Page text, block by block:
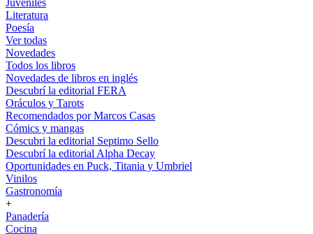
Juveniles
Literatura
Poesía
Ver todas
Novedades
Todos los libros
Novedades de libros en inglés
Descubrí la editorial FERA
Oráculos y Tarots
Recomendados por Marcos Casas
Cómics y mangas
Descubri la editorial Septimo Sello
Descubrí la editorial Alpha Decay
Oportunidades en Puck, Titania y Umbriel
Vinilos
Gastronomía
+
Panadería
Cocina